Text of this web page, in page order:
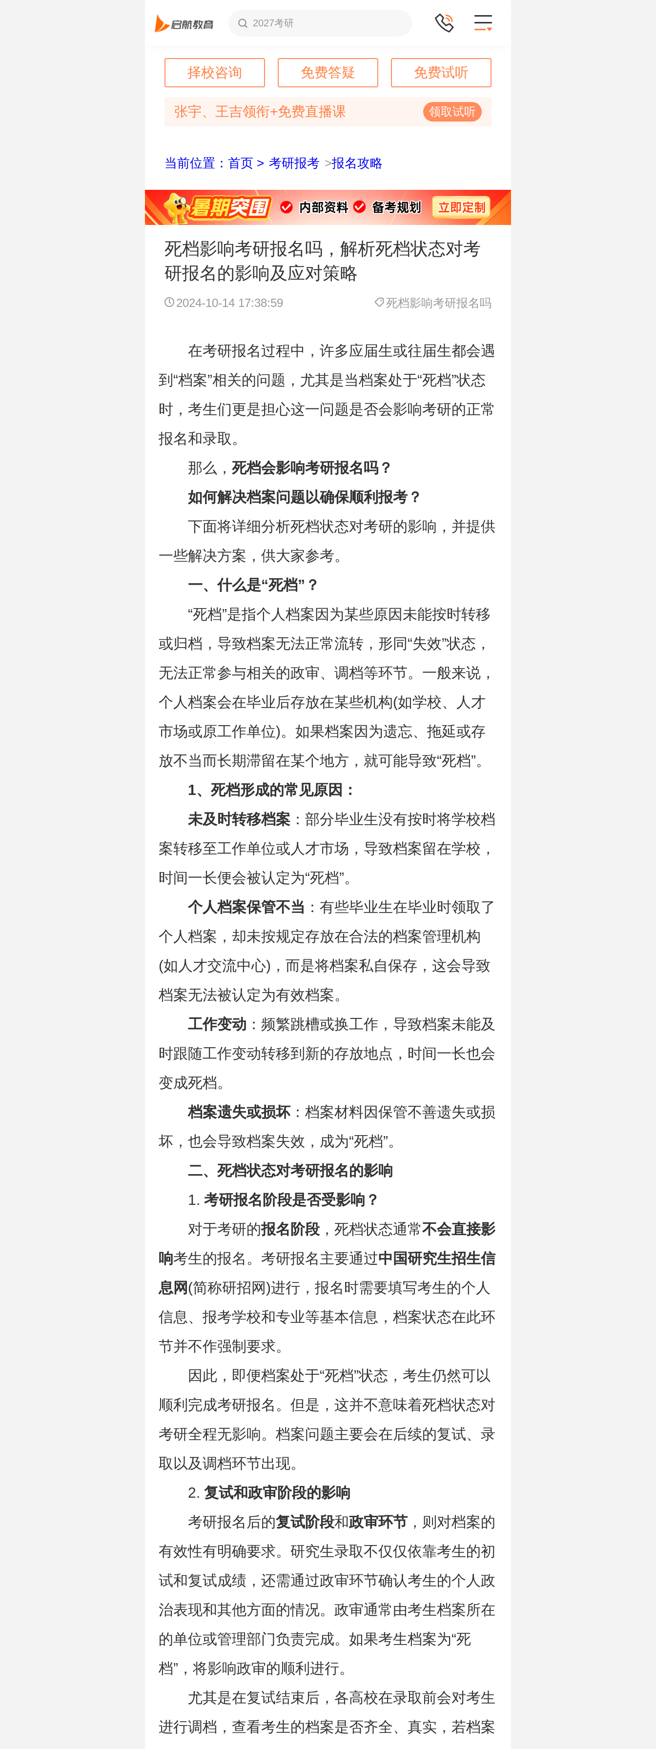
2027考研
择校咨询 免费答疑 免费试听
张宇、王吉领衔+免费直播课 领取试听
当前位置：首页 > 考研报考 >报名攻略
死档影响考研报名吗，解析死档状态对考
研报名的影响及应对策略
2024-10-14 17:38:59 死档影响考研报名吗
在考研报名过程中，许多应届生或往届生都会遇
到“档案”相关的问题，尤其是当档案处于“死档”状态
时，考生们更是担心这一问题是否会影响考研的正常
报名和录取。
那么， 死档会影响考研报名吗？
如何解决档案问题以确保顺利报考？
下面将详细分析死档状态对考研的影响，并提供
一些解决方案，供大家参考。
一、什么是“死档”？
“死档”是指个人档案因为某些原因未能按时转移
或归档，导致档案无法正常流转，形同“失效”状态，
无法正常参与相关的政审、调档等环节。一般来说，
个人档案会在毕业后存放在某些机构(如学校、人才
市场或原工作单位)。如果档案因为遗忘、拖延或存
放不当而长期滞留在某个地方，就可能导致“死档”。
1、死档形成的常见原因：
未及时转移档案 ：部分毕业生没有按时将学校档
案转移至工作单位或人才市场，导致档案留在学校，
时间一长便会被认定为“死档”。
个人档案保管不当 ：有些毕业生在毕业时领取了
个人档案，却未按规定存放在合法的档案管理机构
(如人才交流中心)，而是将档案私自保存，这会导致
档案无法被认定为有效档案。
工作变动 ：频繁跳槽或换工作，导致档案未能及
时跟随工作变动转移到新的存放地点，时间一长也会
变成死档。
档案遗失或损坏：档案材料因保管不善遗失或损
坏，也会导致档案失效，成为“死档”。
二、死档状态对考研报名的影响
1. 考研报名阶段是否受影响？
对于考研的报名阶段 ，死档状态通常不会直接影
响考生的报名。考研报名主要通过中国研究生招生信
息网(简称研招网)进行，报名时需要填写考生的个人
信息、报考学校和专业等基本信息，档案状态在此环
节并不作强制要求。
因此，即便档案处于“死档”状态，考生仍然可以
顺利完成考研报名。但是，这并不意味着死档状态对
考研全程无影响。档案问题主要会在后续的复试、录
取以及调档环节出现。
2. 复试和政审阶段的影响
考研报名后的复试阶段和政审环节 ，则对档案的
有效性有明确要求。研究生录取不仅仅依靠考生的初
试和复试成绩，还需通过政审环节确认考生的个人政
治表现和其他方面的情况。政审通常由考生档案所在
的单位或管理部门负责完成。如果考生档案为“死
档”，将影响政审的顺利进行。
尤其是在复试结束后，各高校在录取前会对考生
进行调档，查看考生的档案是否齐全、真实，若档案